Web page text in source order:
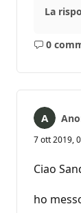
La
0
7 ott 2019,
Ciao
ho